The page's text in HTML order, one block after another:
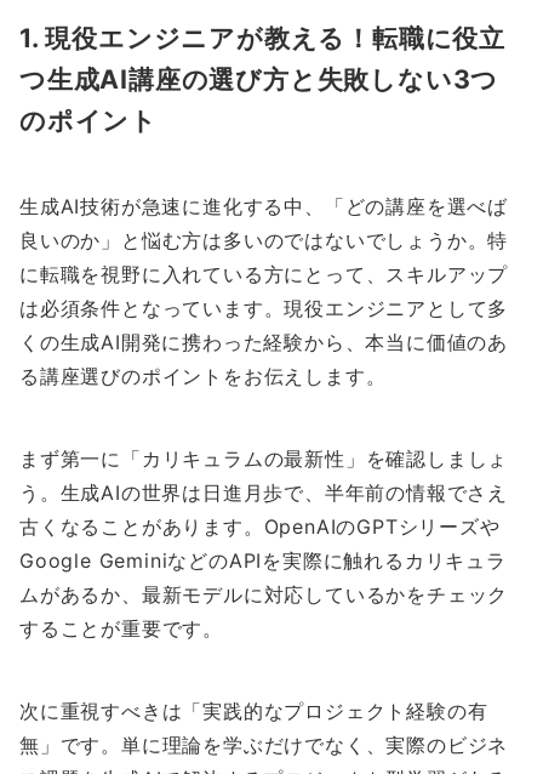
1. 現役エンジニアが教える！転職に役立
つ生成AI講座の選び方と失敗しない3つ
のポイント
生成AI技術が急速に進化する中、「どの講座を選べば
良いのか」と悩む方は多いのではないでしょうか。特
に転職を視野に入れている方にとって、スキルアップ
は必須条件となっています。現役エンジニアとして多
くの生成AI開発に携わった経験から、本当に価値のあ
る講座選びのポイントをお伝えします。
まず第一に「カリキュラムの最新性」を確認しましょ
う。生成AIの世界は日進月歩で、半年前の情報でさえ
古くなることがあります。OpenAIのGPTシリーズや
Google GeminiなどのAPIを実際に触れるカリキュラ
ムがあるか、最新モデルに対応しているかをチェック
することが重要です。
次に重視すべきは「実践的なプロジェクト経験の有
無」です。単に理論を学ぶだけでなく、実際のビジネ